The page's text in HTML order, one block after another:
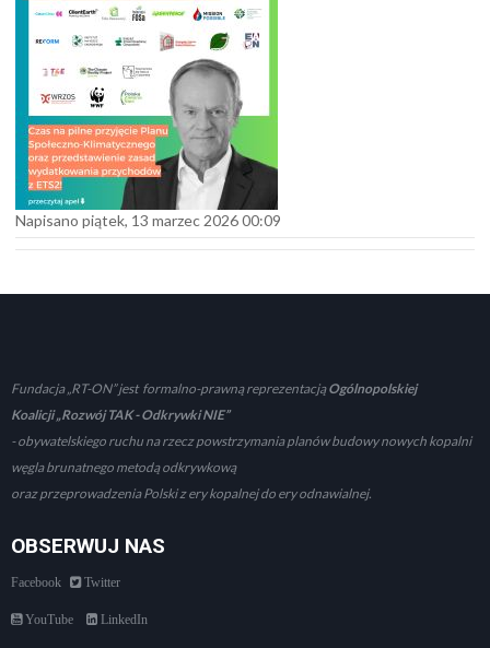
Napisano piątek, 13 marzec 2026 00:09
Fundacja „RT-ON” jest formalno-prawną reprezentacjąOgólnopolskiej
Koalicji „Rozwój TAK - Odkrywki NIE”
- obywatelskiego ruchu na rzecz powstrzymania planów budowy nowych kopalni
węgla brunatnego metodą odkrywkową
oraz przeprowadzenia Polski z ery kopalnej do ery odnawialnej.
OBSERWUJ NAS
Facebook Twitter
YouTube LinkedIn